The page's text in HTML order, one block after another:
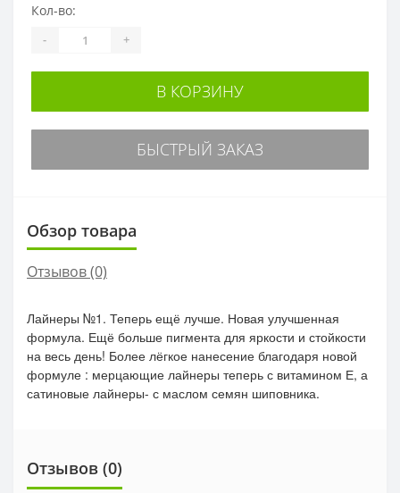
Кол-во:
- +
В КОРЗИНУ
БЫСТРЫЙ ЗАКАЗ
Обзор товара
Отзывов (0)
Лайнеры №1. Теперь ещё лучше. Новая улучшенная
формула. Ещё больше пигмента для яркости и стойкости
на весь день! Более лёгкое нанесение благодаря новой
формуле : мерцающие лайнеры теперь с витамином Е, а
сатиновые лайнеры- с маслом семян шиповника.
Отзывов (0)